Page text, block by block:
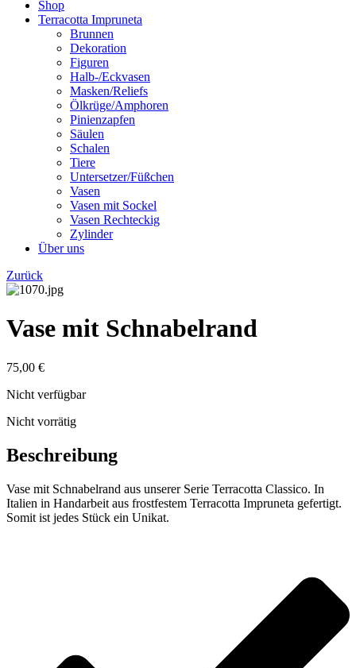
Shop
Terracotta Impruneta
Brunnen
Dekoration
Figuren
Halb-/Eckvasen
Masken/Reliefs
Ölkrüge/Amphoren
Pinienzapfen
Säulen
Schalen
Tiere
Untersetzer/Füßchen
Vasen
Vasen mit Sockel
Vasen Rechteckig
Zylinder
Über uns
Zurück
Vase mit Schnabelrand
75,00 €
Nicht verfügbar
Nicht vorrätig
Beschreibung
Vase mit Schnabelrand aus unserer Serie Terracotta Classico. In
Italien in Handarbeit aus frostfestem Terracotta Impruneta gefertigt.
Somit ist jedes Stück ein Unikat.